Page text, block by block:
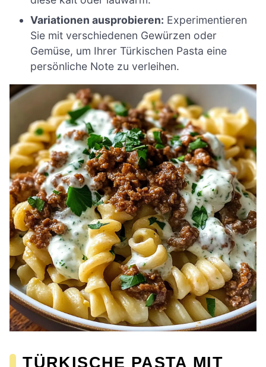
Variationen ausprobieren: Experimentieren
Sie mit verschiedenen Gewürzen oder
Gemüse, um Ihrer Türkischen Pasta eine
persönliche Note zu verleihen.
TÜRKISCHE PASTA MIT